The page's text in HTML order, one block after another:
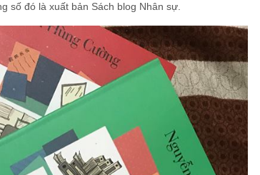
số đó là xuất bản Sách blog Nhân sự.